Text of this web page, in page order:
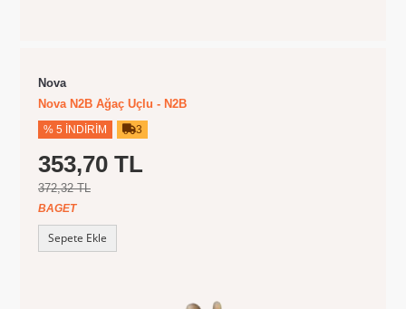
Nova
Nova N2B Ağaç Uçlu - N2B
% 5 İNDIRIM 3
353,70 TL
372,32 TL
BAGET
Sepete Ekle